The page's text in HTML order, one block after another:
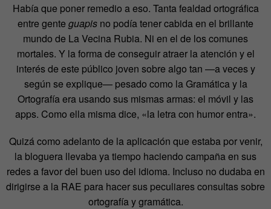
Había que poner remedio a eso. Tanta fealdad ortográfica
entre gente guapis no podía tener cabida en el brillante
mundo de La Vecina Rubia. Ni en el de los comunes
mortales. Y la forma de conseguir atraer la atención y el
interés de este público joven sobre algo tan —a veces y
según se explique— pesado como la Gramática y la
Ortografía era usando sus mismas armas: el móvil y las
apps. Como ella misma dice, «la letra con humor entra».
Quizá como adelanto de la aplicación que estaba por venir,
la bloguera llevaba ya tiempo haciendo campaña en sus
redes a favor del buen uso del idioma. Incluso no dudaba en
dirigirse a la RAE para hacer sus peculiares consultas sobre
ortografía y gramática.